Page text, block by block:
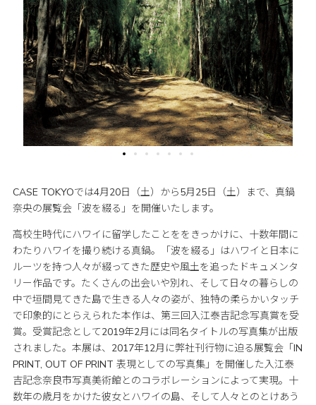
CASE TOKYOでは4月20日（土）から5月25日（土）まで、真鍋
奈央の展覧会「波を綴る」を開催いたします。
高校生時代にハワイに留学したことををきっかけに、十数年間に
わたりハワイを撮り続ける真鍋。「波を綴る」はハワイと日本に
ルーツを持つ人々が綴ってきた歴史や風土を追ったドキュメンタ
リー作品です。たくさんの出会いや別れ、そして日々の暮らしの
中で垣間見てきた島で生きる人々の姿が、独特の柔らかいタッチ
で印象的にとらえられた本作は、第三回入江泰吉記念写真賞を受
賞。受賞記念として2019年2月には同名タイトルの写真集が出版
されました。本展は、2017年12月に弊社刊行物に迫る展覧会「IN
PRINT, OUT OF PRINT 表現としての写真集」を開催した入江泰
吉記念奈良市写真美術館とのコラボレーションによって実現。十
数年の歳月をかけた彼女とハワイの島、そして人々とのとけあう